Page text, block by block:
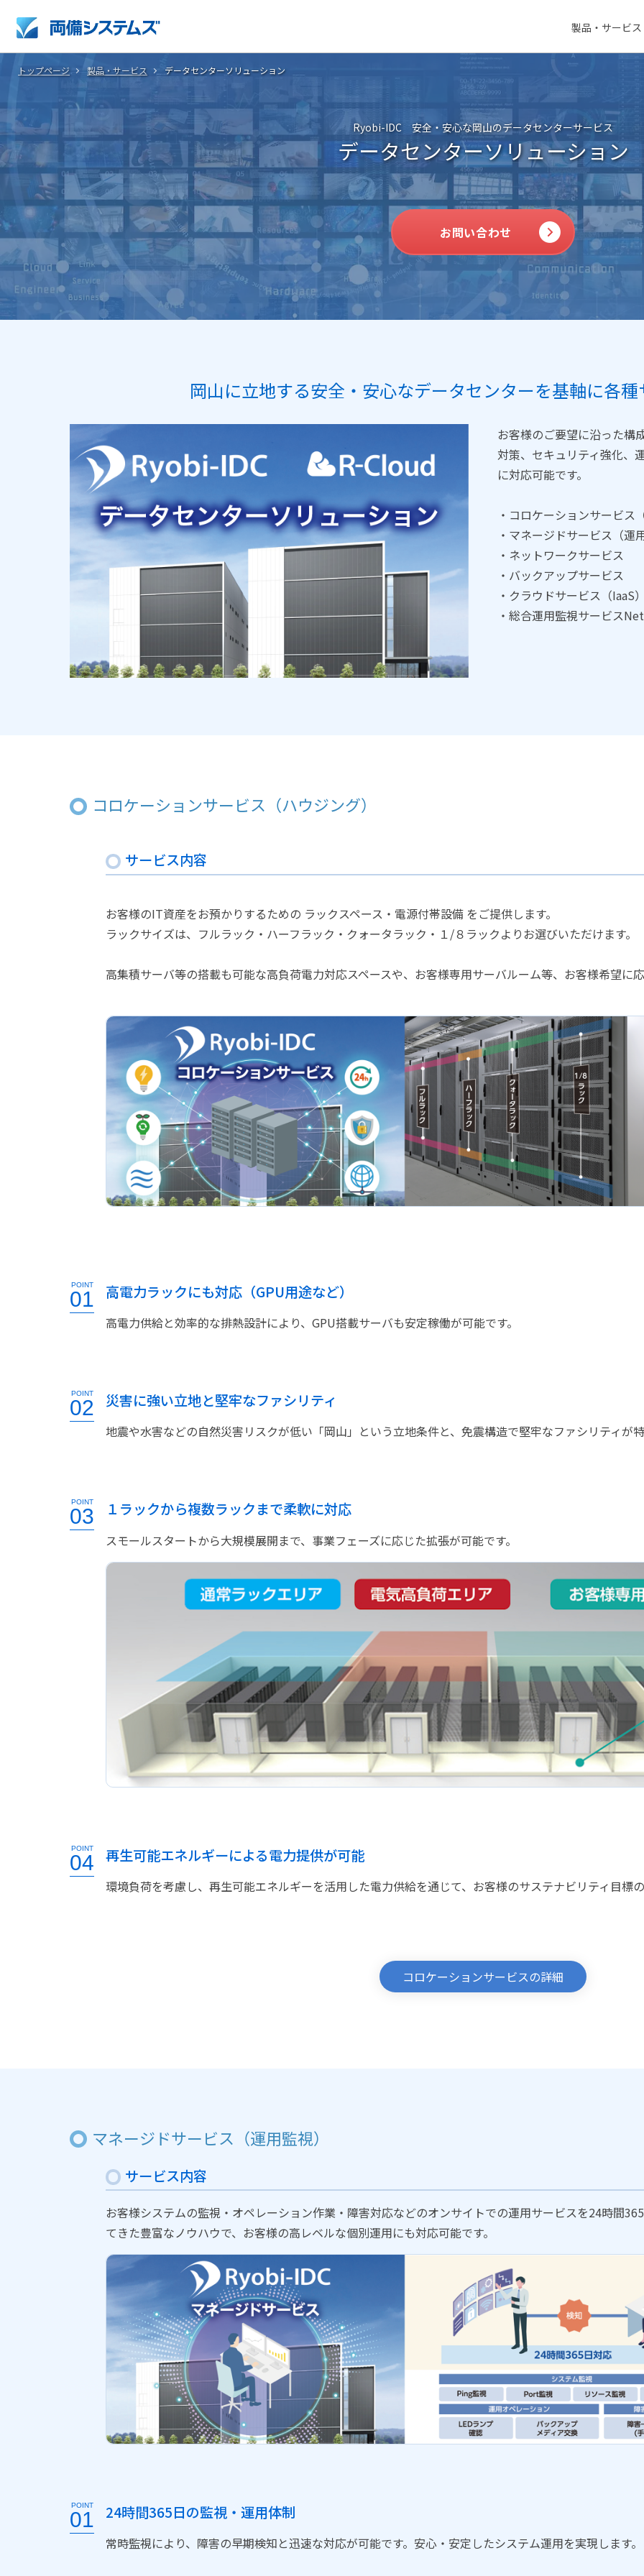
製品・サービス
トップページ 製品・サービス データセンターソリューション
Ryobi-IDC 安全・安心な岡山のデータセンターサービス
データセンターソリューション
お問い合わせ
岡山に立地する安全・安心なデータセンターを基軸に各
お客様のご要望に沿った構
対策、セキュリティ強化、
に対応可能です。
・コロケーションサービス
・マネージドサービス（運
・ネットワークサービス
・バックアップサービス
・クラウドサービス（IaaS
・総合運用監視サービス
コロケーションサービス（ハウジング）
サービス内容
お客様のIT資産をお預かりするための ラックスペース・電源付帯設備 をご提供します。
ラックサイズは、フルラック・ハーフラック・クォータラック・１/８ラックよりお選びいただけます。
高集積サーバ等の搭載も可能な高負荷電力対応スペースや、お客様専用サーバルーム等、お客様希望に
POINT
01 高電力ラックにも対応（GPU用途など）
高電力供給と効率的な排熱設計により、GPU搭載サーバも安定稼働が可能です。
POINT
02 災害に強い立地と堅牢なファシリティ
地震や水害などの自然災害リスクが低い「岡山」という立地条件と、免震構造で堅牢なファシリティが
POINT
03 １ラックから複数ラックまで柔軟に対応
スモールスタートから大規模展開まで、事業フェーズに応じた拡張が可能です。
POINT
04 再生可能エネルギーによる電力提供が可能
環境負荷を考慮し、再生可能エネルギーを活用した電力供給を通じて、お客様のサステナビリティ目標
コロケーションサービスの詳細
マネージドサービス（運用監視）
サービス内容
お客様システムの監視・オペレーション作業・障害対応などのオンサイトでの運用サービスを24時間
てきた豊富なノウハウで、お客様の高レベルな個別運用にも対応可能です。
POINT
01 24時間365日の監視・運用体制
常時監視により、障害の早期検知と迅速な対応が可能です。安心・安定したシステム運用を実現します。